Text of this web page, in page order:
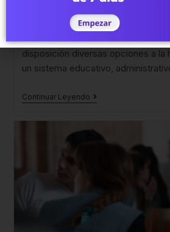
La rapidez con la que fluyen los
contribuido para que un instituto
disposición diversas opciones a la
un sistema educativo,
Continuar Leyendo